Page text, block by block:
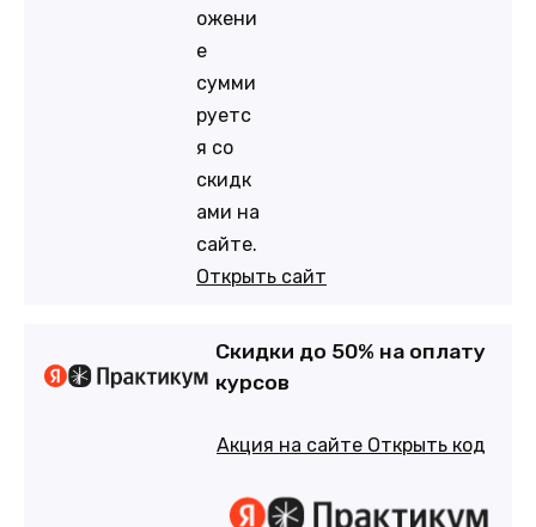
ожени
е
сумми
руетс
я со
скидк
ами на
сайте.
Открыть сайт
Скидки до 50% на оплату
курсов
Акция на сайте Открыть код